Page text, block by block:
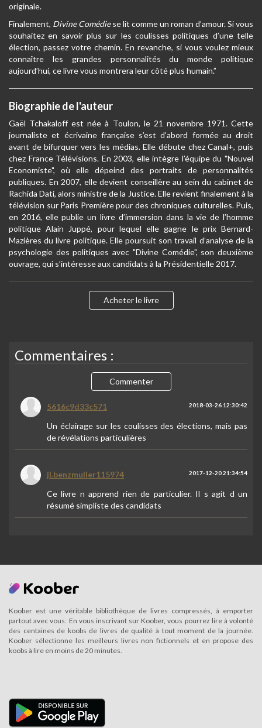
originale.
Finalement, Divine Comédiese lit comme un roman d’amour. Si vous
souhaitez en savoir plus sur les coulisses politiques d’une telle
élection, passez votre chemin. En revanche, si vous voulez mieux
connaître les grandes personnalités du monde politique
aujourd’hui, ce livre vous montrera leur côté plus humain.”
Biographie de l'auteur
Gaël Tchakaloff est née à Toulon, le 21 novembre 1971. Cette
journaliste et écrivaine française s’est d’abord formée au droit
avant de bifurquer vers les médias. Elle débute chez Canal+, puis
chez France Télévisions. En 2003, elle intègre l’équipe du "Nouvel
Economiste", où elle dépeind des portraits de personnalités
publiques. En 2007, elle devient conseillère au sein du cabinet de
Rachida Dati, alors ministre de la Justice. Elle revient finalement à la
télévision sur Paris Première pour des chroniques culturelles. Puis,
en 2016, elle publie un livre d’immersion dans la vie de l’homme
politique Alain Juppé, pour lequel elle gagne le prix Bernard-
Mazières du livre politique. Elle poursuit son travail d’analyse de la
psychologie des politiques avec "Divine Comédie", son deuxième
ouvrage, qui s’intéresse aux candidats à la Présidentielle 2017.
Acheter le livre
Commentaires :
Commenter
5616c9d33c571 2018-03-26 12:30:42
Un éclairage sur les coulisses des élections, mais pas
de révélations particulières
jl.benzmuller115974 2017-12-20 21:34:54
Ce livre n apprend rien de particulier. Il s agit d un
résumé simpliste des candidats
Koober est une véritable bibliothèque de livres compressés, à emporter
partout avec vous. En vous inscrivant sur Koober, vous pourrez lire à volonté
des centaines de koobs de livres de qualité à tout moment de la journée.
Koober sélectionne les meilleurs livres non fictionnels et en propose des
koobs à lire en moins de 20 minutes.